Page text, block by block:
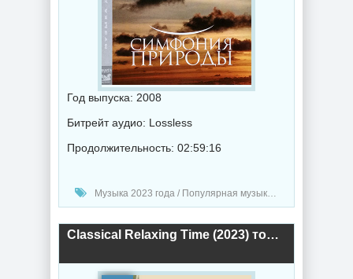
Год выпуска: 2008
Битрейт аудио: Lossless
Продолжительность: 02:59:16
Музыка 2023 года / Популярная музыка / Классическая музыка / Музыка VA
Classical Relaxing Time (2023) торрент